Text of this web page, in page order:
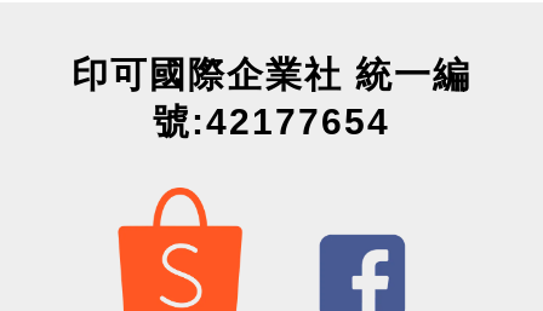
印可國際企業社 統一編
號:42177654